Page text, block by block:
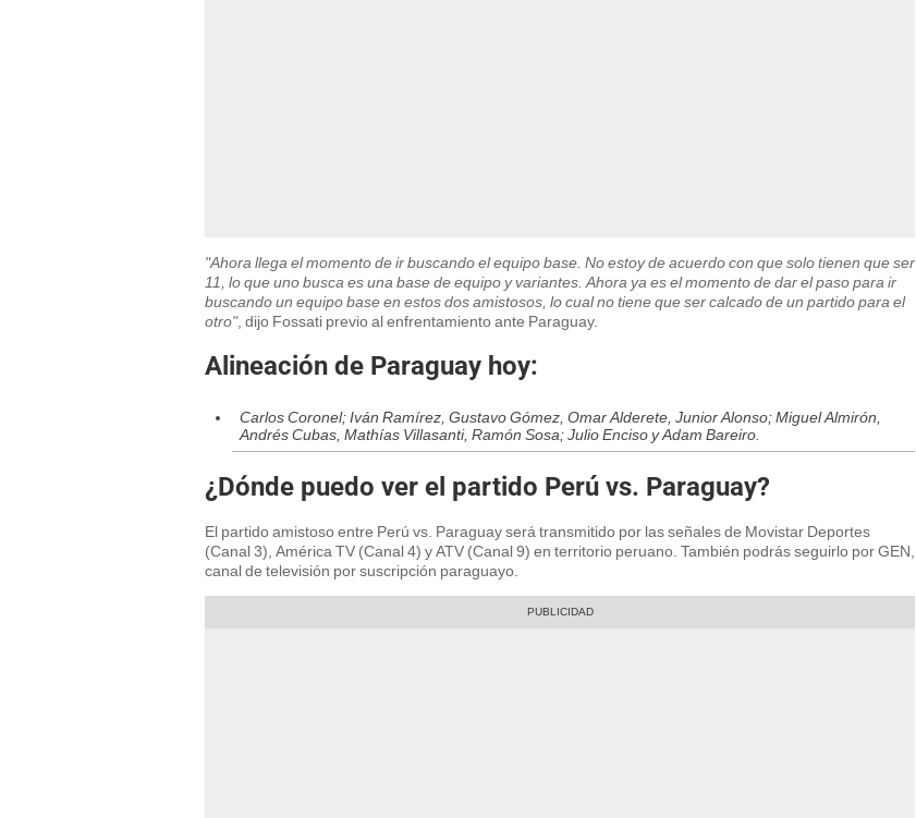
"Ahora llega el momento de ir buscando el equipo base. No estoy de acuerdo con que solo tienen que ser
11, lo que uno busca es una base de equipo y variantes. Ahora ya es el momento de dar el paso para ir
buscando un equipo base en estos dos amistosos, lo cual no tiene que ser calcado de un partido para el
otro", dijo Fossati previo al enfrentamiento ante Paraguay.
Alineación de Paraguay hoy:
Carlos Coronel; Iván Ramírez, Gustavo Gómez, Omar Alderete, Junior Alonso; Miguel Almirón,
Andrés Cubas, Mathías Villasanti, Ramón Sosa; Julio Enciso y Adam Bareiro.
¿Dónde puedo ver el partido Perú vs. Paraguay?
El partido amistoso entre Perú vs. Paraguay será transmitido por las señales de Movistar Deportes
(Canal 3), América TV (Canal 4) y ATV (Canal 9) en territorio peruano. También podrás seguirlo por GEN,
canal de televisión por suscripción paraguayo.